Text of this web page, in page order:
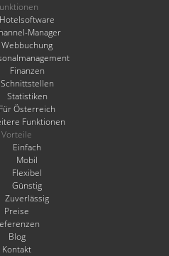
Hotelsoftware
Manager
Webbuchung
Finanzen
Schnittstellen
Statistiken
Für Österreich
Funktionen
Vorteile
Einfach
Mobil
Flexibel
Günstig
Zuverlässig
Preise
Blog
Kontakt